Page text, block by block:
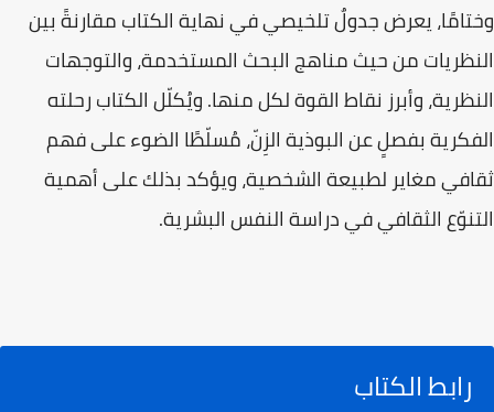
وختامًا، يعرض جدولٌ تلخيصي في نهاية الكتاب مقارنةً بين
النظريات من حيث مناهج البحث المستخدمة، والتوجهات
النظرية، وأبرز نقاط القوة لكل منها. ويُكلّل الكتاب رحلته
الفكرية بفصلٍ عن البوذية الزِنّ، مُسلّطًا الضوء على فهم
ثقافي مغاير لطبيعة الشخصية، ويؤكد بذلك على أهمية
التنوّع الثقافي في دراسة النفس البشرية.
رابط الكتاب